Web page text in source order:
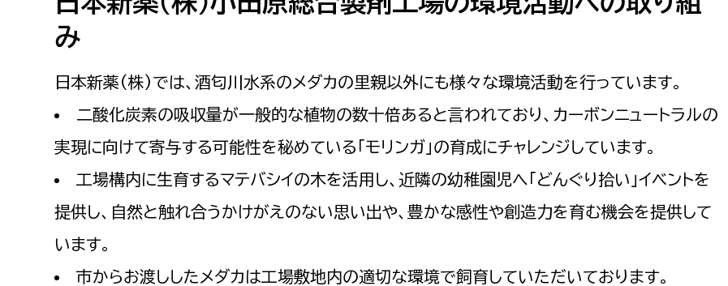
上下水道局
経営総務課
給排水業務課
水道整備課
浄水管理課
教育部
保健給食課
教育指導課
選挙管理委員会事務局
農業委員会事務局
農業委員会事務局
議会局
み
日本新薬(株)では、酒匂川水系のメダカの里親以外にも様々な環境活動を行っています。
二酸化炭素の吸収量が一般的な植物の数十倍あると言われており、カーボンニュートラルの
実現に向けて寄与する可能性を秘めている「モリンガ」の育成にチャレンジしています。
工場構内に生育するマテバシイの木を活用し、近隣の幼稚園児へ「どんぐり拾い」イベントを
提供し、自然と触れ合うかけがえのない思い出や、豊かな感性や創造力を育む機会を提供して
います。
市からお渡ししたメダカは工場敷地内の適切な環境で飼育していただいております。